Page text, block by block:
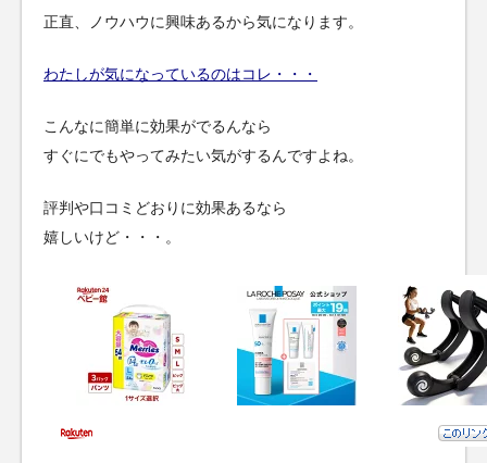
正直、ノウハウに興味あるから気になります。
わたしが気になっているのはコレ・・・
こんなに簡単に効果がでるんなら
すぐにでもやってみたい気がするんですよね。
評判や口コミどおりに効果あるなら
嬉しいけど・・・。